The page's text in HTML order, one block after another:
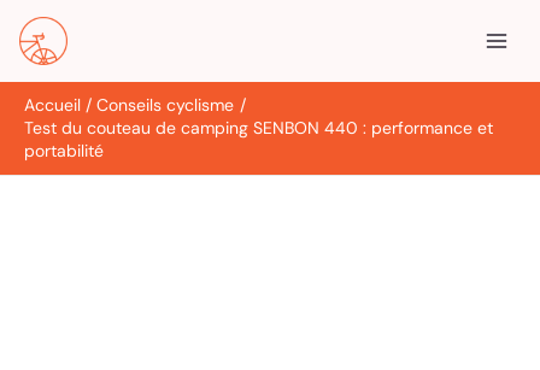
Aller
contenu
Accueil
Conseils cyclisme
Test du couteau de camping SENBON 440 : performance et
portabilité
R
e
c
h
e